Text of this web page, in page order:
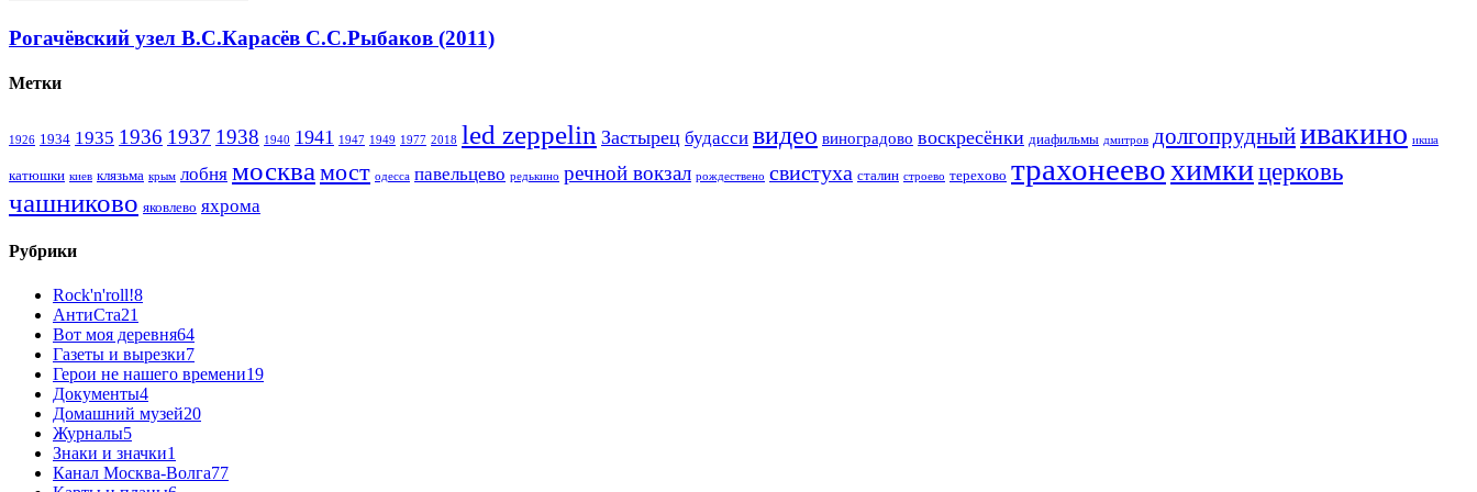
Рогачёвский узел В.С.Карасёв С.С.Рыбаков (2011)
Метки
1926 1934 1935 1936 1937 1938 1940 1941 1947 1949 1977 2018 led zeppelin Застырец будасси видео виноградово воскресёнки диафильмы дмитров долгопрудныйивакино икша
катюшки киев клязьма крым лобня москва мост одесса павельцево редькино речной вокзал рождествено свистуха сталин строево терехово трахонеевохимкицерковь
чашниково яковлево яхрома
Рубрики
Rock'n'roll!8
АнтиСта21
Вот моя деревня64
Газеты и вырезки7
Герои не нашего времени19
Документы4
Домашний музей20
Журналы5
Знаки и значки1
Канал Москва-Волга77